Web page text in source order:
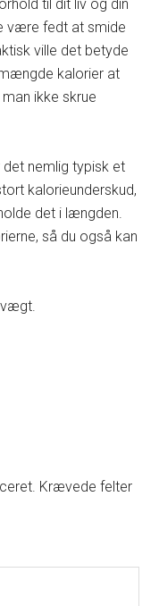
til dit liv og din
være fedt at smide
ville det betyde
kalorier at
ikke skrue
nemlig typisk et
kalorieunderskud,
det i længden.
så du også kan
vægt.
Krævede felter